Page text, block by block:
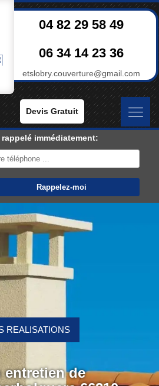
04 82 29 58 49
06 34 14 23 36
etslobry.couverture@gmail.com
Devis Gratuit
rappelé immédiatement:
entretien de
REALISATIONS